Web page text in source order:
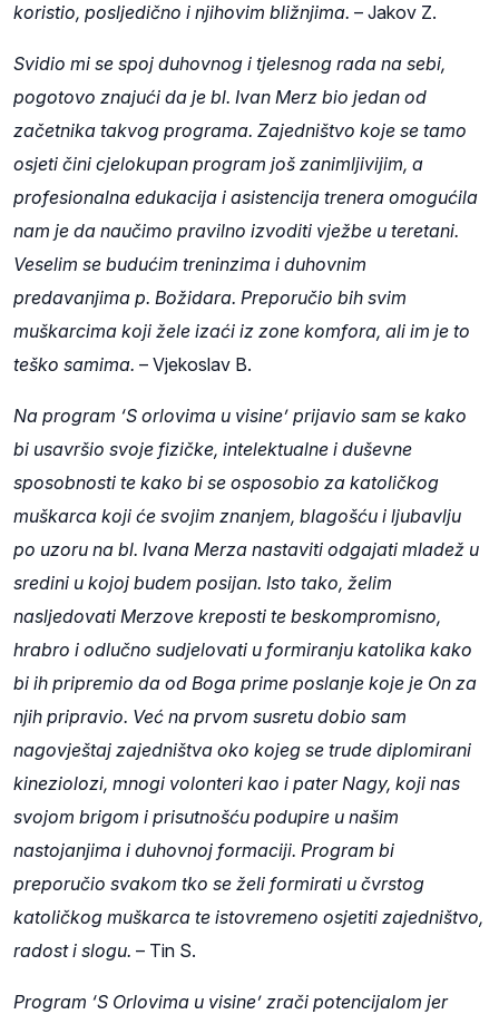
koristio, posljedično i njihovim bližnjima. – Jakov Z.
Svidio mi se spoj duhovnog i tjelesnog rada na sebi,
pogotovo znajući da je bl. Ivan Merz bio jedan od
začetnika takvog programa. Zajedništvo koje se tamo
osjeti čini cjelokupan program još zanimljivijim, a
profesionalna edukacija i asistencija trenera omogućila
nam je da naučimo pravilno izvoditi vježbe u teretani.
Veselim se budućim treninzima i duhovnim
predavanjima p. Božidara. Preporučio bih svim
muškarcima koji žele izaći iz zone komfora, ali im je to
teško samima. – Vjekoslav B.
Na program ‘S orlovima u visine’ prijavio sam se kako
bi usavršio svoje fizičke, intelektualne i duševne
sposobnosti te kako bi se osposobio za katoličkog
muškarca koji će svojim znanjem, blagošću i ljubavlju
po uzoru na bl. Ivana Merza nastaviti odgajati mladež u
sredini u kojoj budem posijan. Isto tako, želim
nasljedovati Merzove kreposti te beskompromisno,
hrabro i odlučno sudjelovati u formiranju katolika kako
bi ih pripremio da od Boga prime poslanje koje je On za
njih pripravio. Već na prvom susretu dobio sam
nagovještaj zajedništva oko kojeg se trude diplomirani
kineziolozi, mnogi volonteri kao i pater Nagy, koji nas
svojom brigom i prisutnošću podupire u našim
nastojanjima i duhovnoj formaciji. Program bi
preporučio svakom tko se želi formirati u čvrstog
katoličkog muškarca te istovremeno osjetiti zajedništvo,
radost i slogu. – Tin S.
Program ‘S Orlovima u visine’ zrači potencijalom jer